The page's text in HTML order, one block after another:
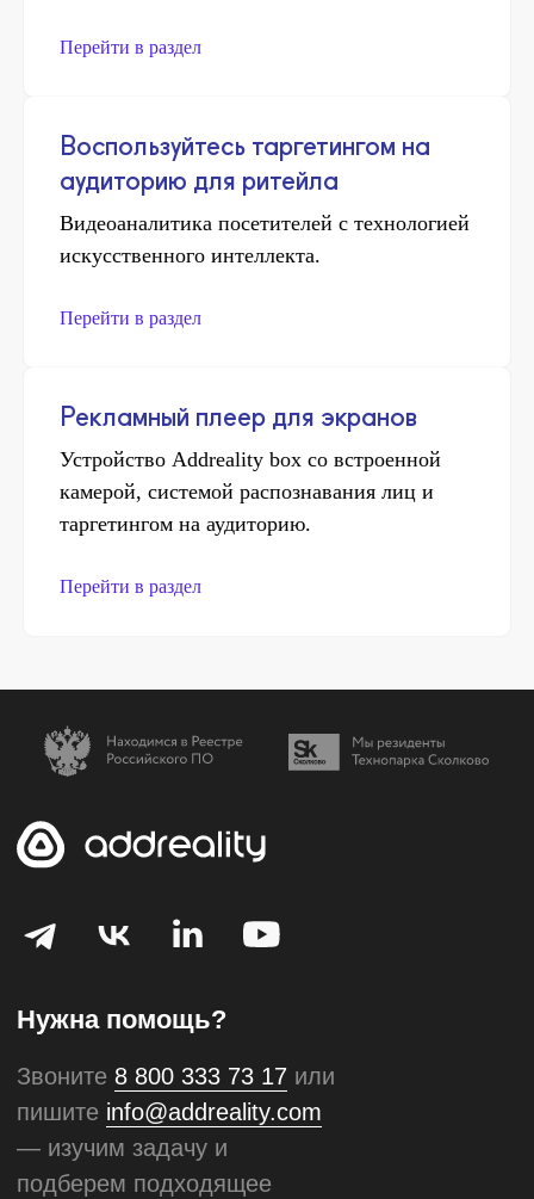
Перейти в раздел
Воспользуйтесь таргетингом на
аудиторию для ритейла
Видеоаналитика посетителей с технологией
искусственного интеллекта.
Перейти в раздел
Рекламный плеер для экранов
Устройство Addreality box со встроенной
камерой, системой распознавания лиц и
таргетингом на аудиторию.
Перейти в раздел